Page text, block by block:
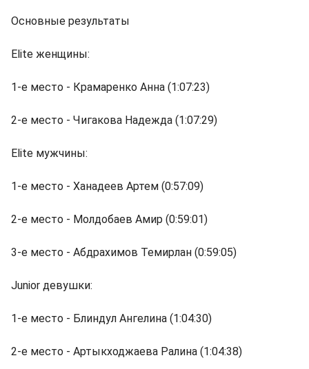
Основные результаты
Elite женщины:
1-е место - Крамаренко Анна (1:07:23)
2-е место - Чигакова Надежда (1:07:29)
Elite мужчины:
1-е место - Ханадеев Артем (0:57:09)
2-е место - Молдобаев Амир (0:59:01)
3-е место - Абдрахимов Темирлан (0:59:05)
Junior девушки:
1-е место - Блиндул Ангелина (1:04:30)
2-е место - Артыкходжаева Ралина (1:04:38)